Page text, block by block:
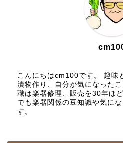
こんにちはcm100です。 趣味
漬物作り、自分が気になった
職は楽器修理、販売を30年ほ
でも楽器関係の豆知識や気に
す。